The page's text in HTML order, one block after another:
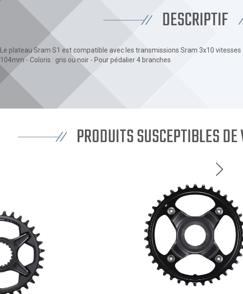
DESCRIPTIF
Le plateau Sram S1 est compatible avec les transmissions Sram 3x10
104mm - Coloris : gris ou noir - Pour pédalier 4 branches
PRODUITS SUSCEPTIBLES